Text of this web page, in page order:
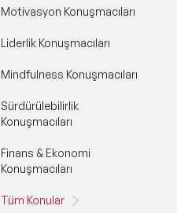
Motivasyon Konuşmacıları
Liderlik Konuşmacıları
Mindfulness Konuşmacıları
Sürdürülebilirlik
Konuşmacıları
Finans & Ekonomi
Konuşmacıları
Tüm Konular